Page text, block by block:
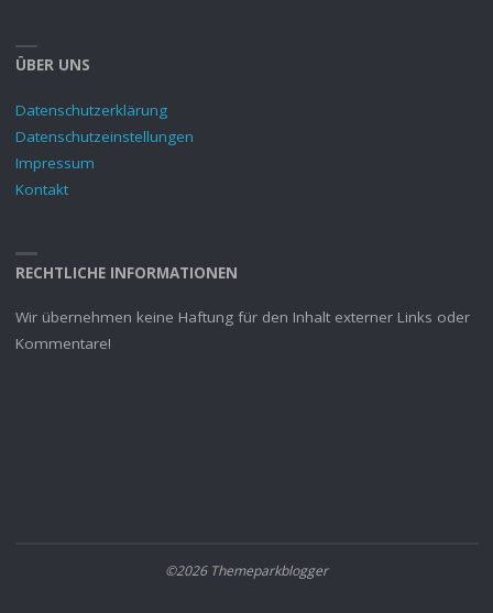
ÜBER UNS
Datenschutzerklärung
Datenschutzeinstellungen
Impressum
Kontakt
RECHTLICHE INFORMATIONEN
Wir übernehmen keine Haftung für den Inhalt externer Links oder
Kommentare!
©2026 Themeparkblogger